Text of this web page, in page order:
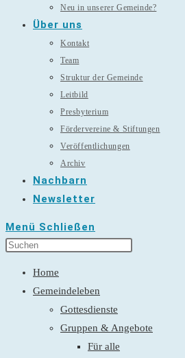
Neu in unserer Gemeinde?
Über uns
Kontakt
Team
Struktur der Gemeinde
Leitbild
Presbyterium
Fördervereine & Stiftungen
Veröffentlichungen
Archiv
Nachbarn
Newsletter
Menü Schließen
Home
Gemeindeleben
Gottesdienste
Gruppen & Angebote
Für alle